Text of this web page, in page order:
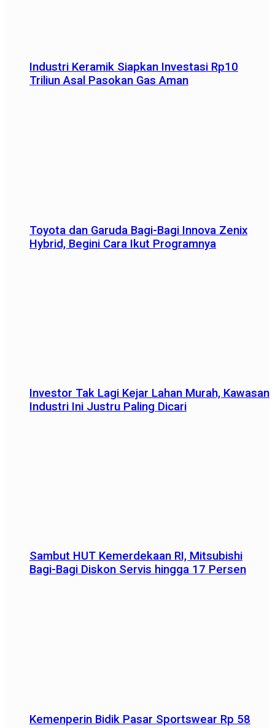
Industri Keramik Siapkan Investasi Rp10
Triliun Asal Pasokan Gas Aman
Toyota dan Garuda Bagi-Bagi Innova Zenix
Hybrid, Begini Cara Ikut Programnya
Investor Tak Lagi Kejar Lahan Murah, Kawasan
Industri Ini Justru Paling Dicari
Sambut HUT Kemerdekaan RI, Mitsubishi
Bagi-Bagi Diskon Servis hingga 17 Persen
Kemenperin Bidik Pasar Sportswear Rp 58